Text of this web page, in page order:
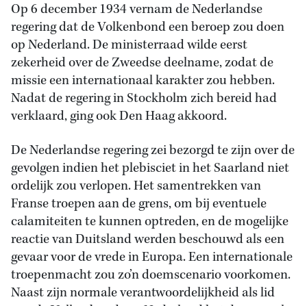
Op 6 december 1934 vernam de Nederlandse
regering dat de Volkenbond een beroep zou doen
op Nederland. De ministerraad wilde eerst
zekerheid over de Zweedse deelname, zodat de
missie een internationaal karakter zou hebben.
Nadat de regering in Stockholm zich bereid had
verklaard, ging ook Den Haag akkoord.
De Nederlandse regering zei bezorgd te zijn over de
gevolgen indien het plebisciet in het Saarland niet
ordelijk zou verlopen. Het samentrekken van
Franse troepen aan de grens, om bij eventuele
calamiteiten te kunnen optreden, en de mogelijke
reactie van Duitsland werden beschouwd als een
gevaar voor de vrede in Europa. Een internationale
troepenmacht zou zo’n doemscenario voorkomen.
Naast zijn normale verantwoordelijkheid als lid